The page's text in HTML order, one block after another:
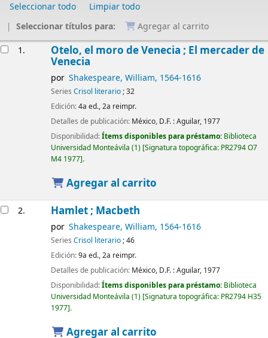
Seleccionar todo
Limpiar todo
Seleccionar títulos para:
Agregar al carrito
1. Otelo, el moro de Venecia ; El mercader de
Venecia
por Shakespeare, William, 1564-1616
Series Crisol literario; 32
Edición:4a ed., 2a reimpr.
Detalles de publicación: México, D.F. :Aguilar, 1977
Disponibilidad:Ítems disponibles para préstamo: Biblioteca
Universidad Monteávila (1) Signatura topográfica: PR2794 O7
M4 1977 .
Agregar al carrito
2. Hamlet ; Macbeth
por Shakespeare, William, 1564-1616
Series Crisol literario; 46
Edición:9a ed., 2a reimpr.
Detalles de publicación: México, D.F. :Aguilar, 1977
Disponibilidad:Ítems disponibles para préstamo: Biblioteca
Universidad Monteávila (1) Signatura topográfica: PR2794 H35
1977 .
Agregar al carrito